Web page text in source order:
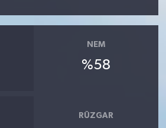
NEM
%58
RÜZGAR